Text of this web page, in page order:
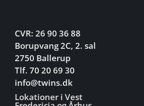
CVR: 26 90 36 88
Borupvang 2C, 2. sal
2750 Ballerup
Tlf. 70 20 69 30
info@twins.dk
Lokationer i Vest